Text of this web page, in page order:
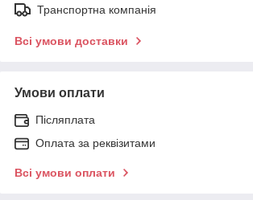
Транспортна компанія
Всі умови доставки
Умови оплати
Післяплата
Оплата за реквізитами
Всі умови оплати